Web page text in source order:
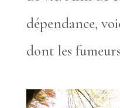
dépendance,
dont les